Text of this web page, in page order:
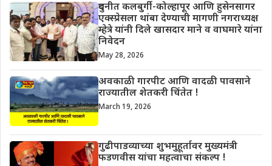
दुधनीत कलबुर्गी-कोल्हापूर आणि हुसेनसागर
एक्स्प्रेसला थांबा देण्याची मागणी नगराध्यक्ष
म्हेत्रे यांनी दिले खासदार माने व वाघमारे यांना
निवेदन
May 28, 2026
अवकाळी गारपीट आणि वादळी पावसाने
राज्यातील शेतकरी चिंतेत !
March 19, 2026
गुढीपाडव्याच्या शुभमुहूर्तावर मुख्यमंत्री
फडणवीस यांचा महत्वाचा संकल्प !